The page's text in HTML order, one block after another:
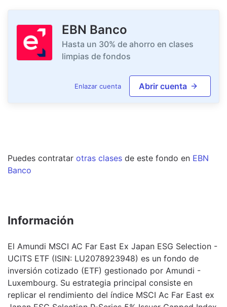
EBN Banco
Hasta un 30% de ahorro en clases
limpias de fondos
Enlazar cuenta Abrir cuenta
Puedes contratar otras clases de este fondo en EBN
Banco
Información
El Amundi MSCI AC Far East Ex Japan ESG Selection -
UCITS ETF (ISIN: LU2078923948) es un fondo de
inversión cotizado (ETF) gestionado por Amundi -
Luxembourg. Su estrategia principal consiste en
replicar el rendimiento del índice MSCI Ac Far East ex